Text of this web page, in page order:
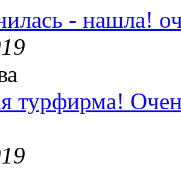
- нашла!
турфирма!